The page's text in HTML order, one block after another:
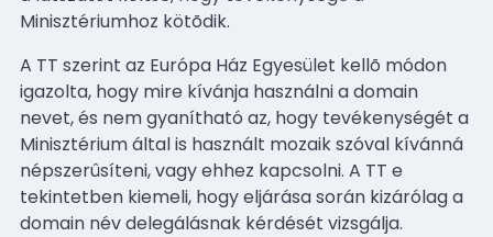
Minisztériumhoz kötõdik.
A TT szerint az Európa Ház Egyesület kellõ módon
igazolta, hogy mire kívánja használni a domain
nevet, és nem gyanítható az, hogy tevékenységét a
Minisztérium által is használt mozaik szóval kívánná
népszerûsíteni, vagy ehhez kapcsolni. A TT e
tekintetben kiemeli, hogy eljárása során kizárólag a
domain név delegálásnak kérdését vizsgálja.